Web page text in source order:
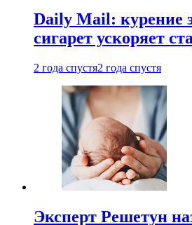
Daily Mail: курение
сигарет ускоряет
2 года спустя2 года спустя
Эксперт Решетун